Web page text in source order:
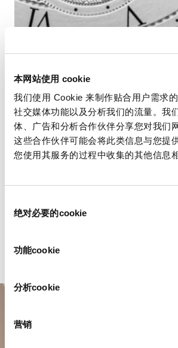
本网站使用 cookie
我们使用 Cookie 来制作贴合用户需求
社交媒体功能以及分析我们的流量。我
体、广告和分析合作伙伴分享您对我们
这些合作伙伴可能会将此类信息与您提
您使用其服务的过程中收集的其他信息
绝对必要的cookie
功能cookie
分析cookie
营销
秒數顯示
秒針顯示功能可以精確地指示時間的
機芯的不同結構，它可以採用中央秒
秒盤，並融入錶盤的整體佈局之中。